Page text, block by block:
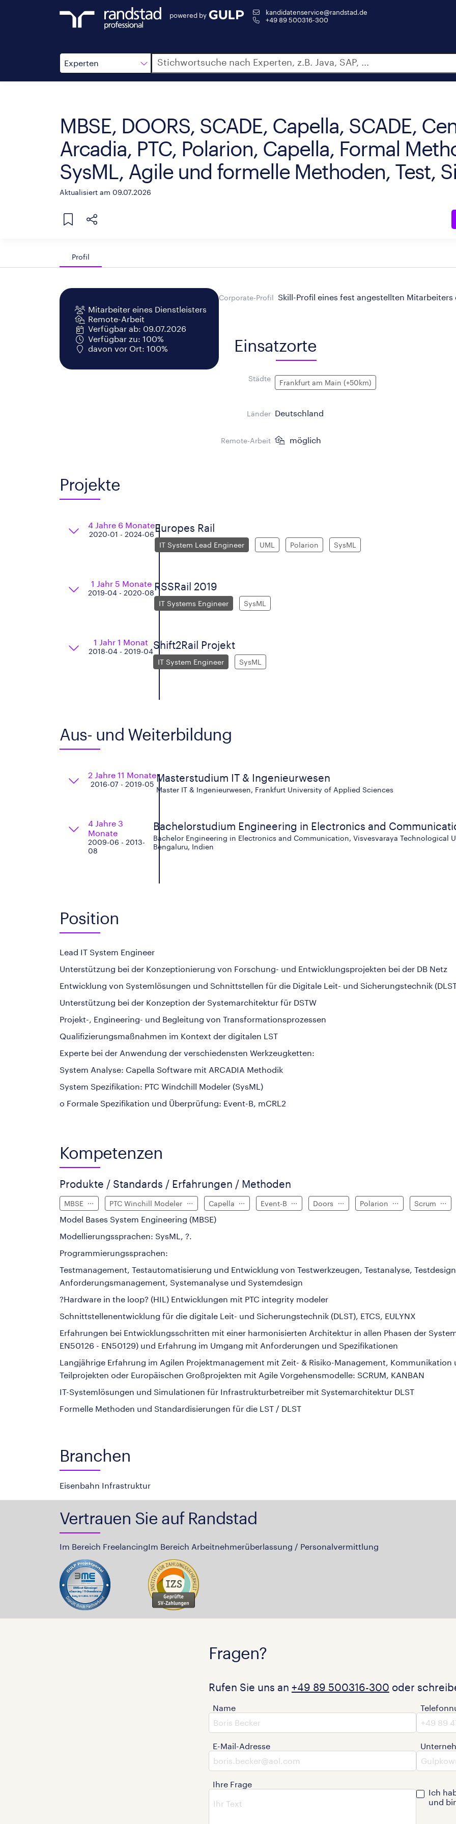
powered by
kandidatenservice@randstad.de
+49 89 500316-300
Experten
Suche
MBSE, DOORS, SCADE, Capella, SCADE,
Arcadia, PTC, Polarion, Capella, Formal
SysML, Agile und formelle Methoden, Test,
Aktualisiert am 09.07.2026
Profil
Mitarbeiter eines Dienstleisters
Remote-Arbeit
Verfügbar ab: 09.07.2026
Verfügbar zu: 100%
davon vor Ort: 100%
Corporate-Profil Skill-Profil eines fest angestellten Mitarbeiters
Einsatzorte
Städte Frankfurt am Main (+50km)
Länder Deutschland
Remote-Arbeit möglich
Projekte
4 Jahre 6 Monate
2020-01 - 2024-06
Europes Rail
IT System Lead Engineer UML Polarion SysML
1 Jahr 5 Monate
2019-04 - 2020-08
RSSRail 2019
IT Systems Engineer SysML
1 Jahr 1 Monat
2018-04 - 2019-04
Shift2Rail Projekt
IT System Engineer SysML
Aus- und Weiterbildung
2 Jahre 11 Monate
2016-07 - 2019-05
Masterstudium IT & Ingenieurwesen
Master IT & Ingenieurwesen, Frankfurt University of Applied Sciences
4 Jahre 3
Monate
2009-06 - 2013-
08
Bachelorstudium Engineering in Electronics and
Bachelor Engineering in Electronics and Communication, Visvesvaraya Technological
Bengaluru, Indien
Position
Lead IT System Engineer
Unterstützung bei der Konzeptionierung von Forschung- und Entwicklungsprojekten bei der DB Netz
Entwicklung von Systemlösungen und Schnittstellen für die Digitale Leit- und Sicherungstechnik
Unterstützung bei der Konzeption der Systemarchitektur für DSTW
Projekt-, Engineering- und Begleitung von Transformationsprozessen
Qualifizierungsmaßnahmen im Kontext der digitalen LST
Experte bei der Anwendung der verschiedensten Werkzeugketten:
System Analyse: Capella Software mit ARCADIA Methodik
System Spezifikation: PTC Windchill Modeler (SysML)
o Formale Spezifikation und Überprüfung: Event-B, mCRL2
Kompetenzen
Produkte / Standards / Erfahrungen / Methoden
MBSE PTC Winchill Modeler Capella Event-B Doors Polarion Scrum
Model Bases System Engineering (MBSE)
Modellierungssprachen: SysML, ?.
Programmierungssprachen:
Testmanagement, Testautomatisierung und Entwicklung von Testwerkzeugen, Testanalyse,
Anforderungsmanagement, Systemanalyse und Systemdesign
?Hardware in the loop? (HIL) Entwicklungen mit PTC integrity modeler
Schnittstellenentwicklung für die digitale Leit- und Sicherungstechnik (DLST), ETCS, EULYNX
Erfahrungen bei Entwicklungsschritten mit einer harmonisierten Architektur in allen Phasen der
EN50126 - EN50129) und Erfahrung im Umgang mit Anforderungen und Spezifikationen
Langjährige Erfahrung im Agilen Projektmanagement mit Zeit- & Risiko-Management,
Teilprojekten oder Europäischen Großprojekten mit Agile Vorgehensmodelle: SCRUM, KANBAN
IT-Systemlösungen und Simulationen für Infrastrukturbetreiber mit Systemarchitektur DLST
Formelle Methoden und Standardisierungen für die LST / DLST
Branchen
Eisenbahn Infrastruktur
Vertrauen Sie auf Randstad
Im Bereich FreelancingIm Bereich Arbeitnehmerüberlassung / Personalvermittlung
Fragen?
Rufen Sie uns an +49 89 500316-300 oder
Name
E-Mail-Adresse
Ihre Frage
Ich
und